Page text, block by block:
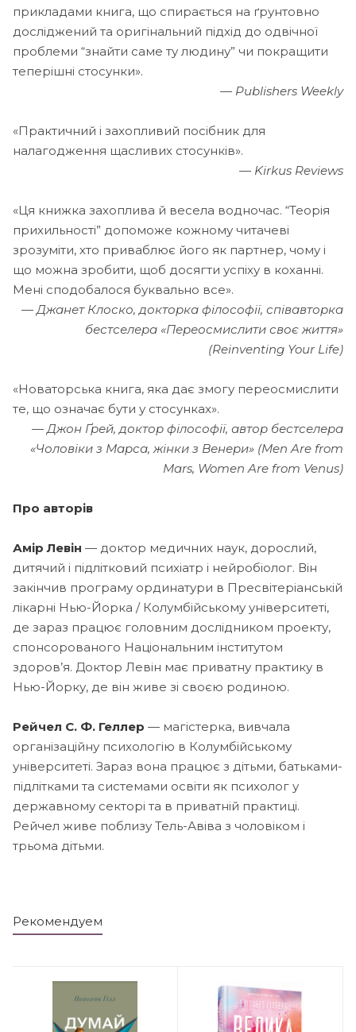
прикладами книга, що спирається на ґрунтовно
досліджений та оригінальний підхід до одвічної
проблеми “знайти саме ту людину” чи покращити
теперішні стосунки».
— Publishers Weekly
«Практичний і захопливий посібник для
налагодження щасливих стосунків».
— Kirkus Reviews
«Ця книжка захоплива й весела водночас. “Теорія
прихильності” допоможе кожному читачеві
зрозуміти, хто приваблює його як партнер, чому і
що можна зробити, щоб досягти успіху в коханні.
Мені сподобалося буквально все».
— Джанет Клоско, докторка філософії, співавторка
бестселера «Переосмислити своє життя»
(Reinventing Your Life)
«Новаторська книга, яка дає змогу переосмислити
те, що означає бути у стосунках».
— Джон Ґрей, доктор філософії, автор бестселера
«Чоловіки з Марса, жінки з Венери» (Men Are from
Mars, Women Are from Venus)
Про авторів
Амір Левін — доктор медичних наук, дорослий,
дитячий і підлітковий психіатр і нейробіолог. Він
закінчив програму ординатури в Пресвітеріанській
лікарні Нью-Йорка / Колумбійському університеті,
де зараз працює головним дослідником проекту,
спонсорованого Національним інститутом
здоров’я. Доктор Левін має приватну практику в
Нью-Йорку, де він живе зі своєю родиною.
Рейчел С. Ф. Геллер — магістерка, вивчала
організаційну психологію в Колумбійському
університеті. Зараз вона працює з дітьми, батьками-
підлітками та системами освіти як психолог у
державному секторі та в приватній практиці.
Рейчел живе поблизу Тель-Авіва з чоловіком і
трьома дітьми.
Рекомендуем